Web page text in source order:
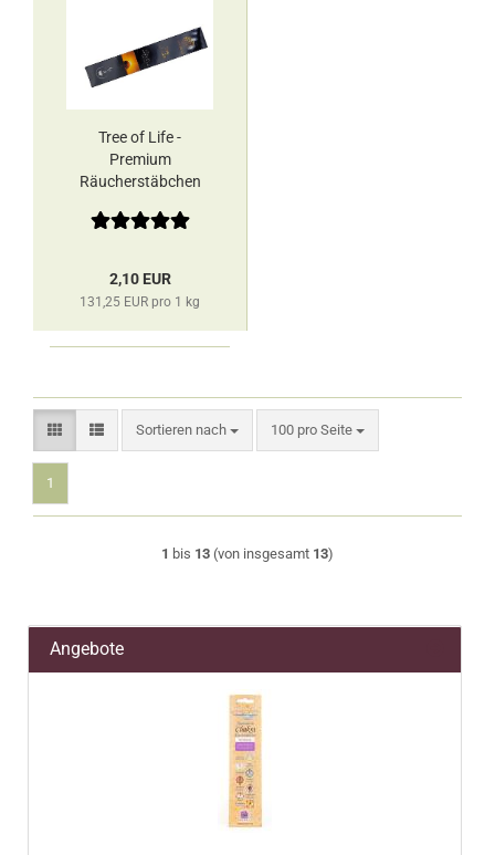
Tree of Life -
Premium
Räucherstäbchen
2,10 EUR
131,25 EUR pro 1 kg
Sortieren nach
Sortieren nach 100 pro Seite
pro Seite
1
1 bis 13 (von insgesamt 13)
Angebote